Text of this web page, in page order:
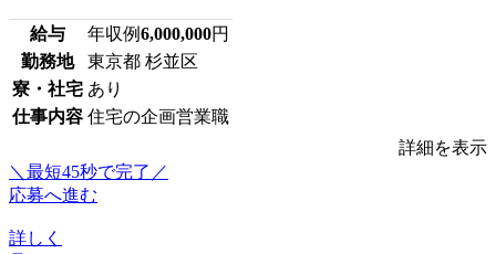
給与 年収例6,000,000円
勤務地
東京都 杉並区
寮・社宅 あり
仕事内容 住宅の企画営業職
詳細を表示
＼最短45秒で完了／
応募へ進む
詳しく